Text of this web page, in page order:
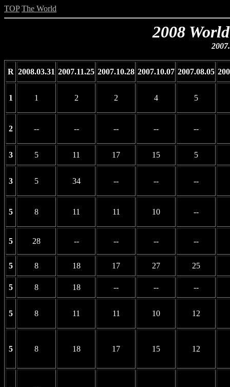
TOP The World
2008
R 2008.03.31 2007.11.25 2007.10.28 2007.10.07 2007.08.05
1 1 2 2 4 5
2 -- -- -- -- --
3 5 11 17 15 5
3 5 34 -- -- --
5 8 11 11 10 --
5 28 -- -- -- --
5 8 18 17 27 25
5 8 18 -- -- --
5 8 11 11 10 12
5 8 18 17 15 12